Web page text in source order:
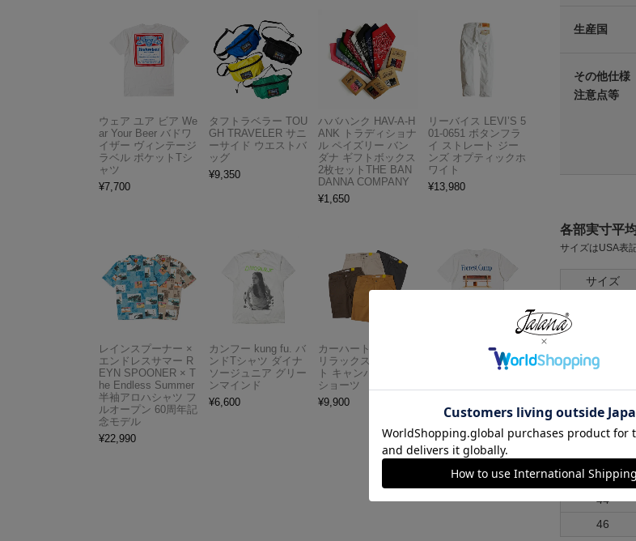
生産国
その他仕様
注意点等
各部実寸平
サイズはUSA表
サイズ
32
38
42
44
46
ウェア ユア ビア We
ar Your Beer バドワ
イザー ヴィンテージ
ラベル ポケットTシ
ャツ
¥7,700
タフトラベラー TOU
GH TRAVELER サニ
ーサイド ウエストバ
ッグ
¥9,350
ハバハンク HAV-A-H
ANK トラディショナ
ル ペイズリー バン
ダナ ギフトボックス
2枚セットTHE BAN
DANNA COMPANY
¥1,650
リーバイス LEVI’S 5
01-0651 ボタンフラ
イ ストレート ジー
ンズ オプティックホ
ワイト
¥13,980
レインスプーナー ×
エンドレスサマー R
EYN SPOONER × T
he Endless Summer
半袖アロハシャツ フ
ルオープン 60周年記
念モデル
¥22,990
カンフー kung fu. バ
ンドTシャツ ダイナ
ソージュニア グリー
ンマインド
¥6,600
カーハート Carhartt
リラックスドフィッ
ト キャンバスワーク
ショーツ
¥9,900
アメリカンクラシッ
クス AMERICAN CL
ASSICS ムービーT
5,747